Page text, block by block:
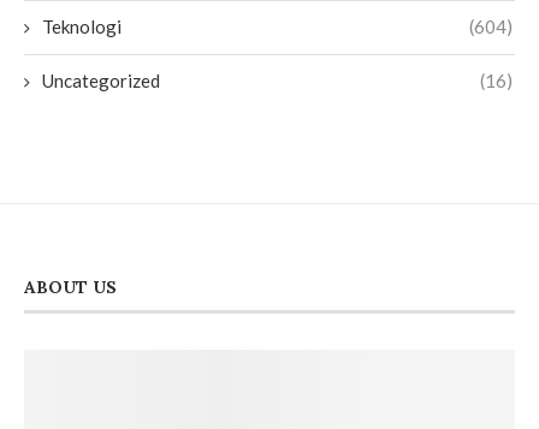
Teknologi (604)
Uncategorized (16)
ABOUT US